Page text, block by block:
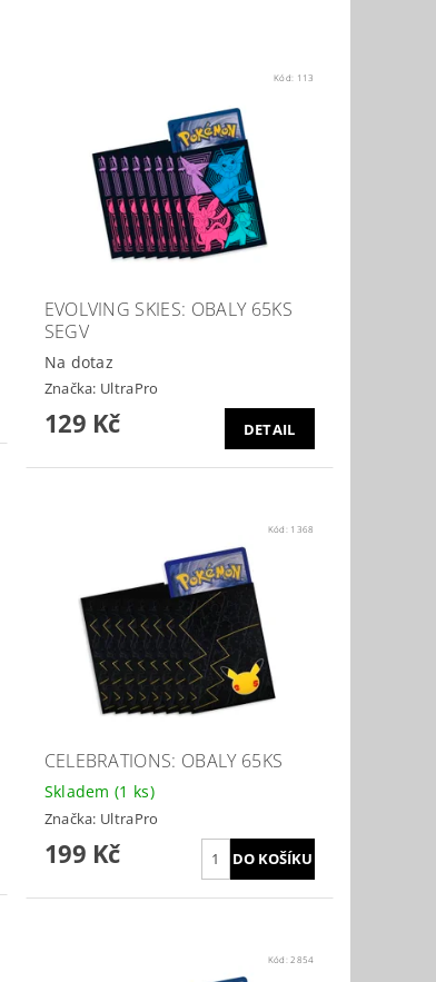
Kód: 113
EVOLVING SKIES: OBALY 65KS
SEGV
Na dotaz
Značka: UltraPro
129 Kč DETAIL
Kód: 1368
CELEBRATIONS: OBALY 65KS
Skladem(1 ks)
Značka: UltraPro
199 Kč
Kód:2854